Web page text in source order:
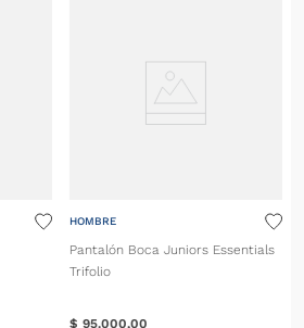
HOMBRE
Pantalón Boca Juniors Essentials
Trifolio
$ 95.000,00